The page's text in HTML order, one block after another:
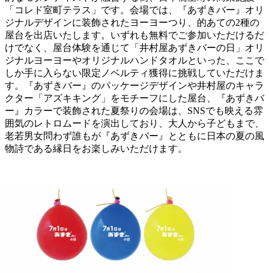
「コレド室町テラス」です。会場では、『あずきバー』オリ
ジナルデザインに装飾されたヨーヨーつり、的あての2種の
屋台を出店いたします。いずれも無料でご参加いただけるだ
けでなく、屋台体験を通じて「井村屋あずきバーの日」オリ
ジナルヨーヨーやオリジナルハンドタオルといった、ここで
しか手に入らない限定ノベルティ獲得に挑戦していただけま
す。『あずきバー』のパッケージデザインや井村屋のキャラ
クター「アズキキング」をモチーフにした屋台、『あずきバ
ー』カラーで装飾された夏祭りの会場は、SNSでも映える雰
囲気のレトロムードを演出しており、大人から子どもまで、
老若男女問わず誰もが『あずきバー』とともに日本の夏の風
物詩である縁日をお楽しみいただけます。